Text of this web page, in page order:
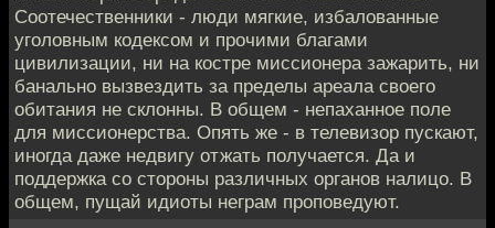
Соотечественники - люди мягкие, избалованные
уголовным кодексом и прочими благами
цивилизации, ни на костре миссионера зажарить, ни
банально вызвездить за пределы ареала своего
обитания не склонны. В общем - непаханное поле
для миссионерства. Опять же - в телевизор пускают,
иногда даже недвигу отжать получается. Да и
поддержка со стороны различных органов налицо. В
общем, пущай идиоты неграм проповедуют.